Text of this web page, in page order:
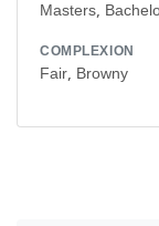
Masters,
COMPLEXION
Fair, Browny